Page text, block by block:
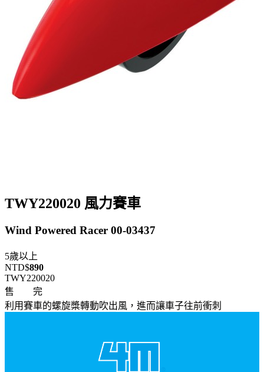
TWY220020 風力賽車
Wind Powered Racer 00-03437
5歲以上
NTD$890
TWY220020
售 完
利用賽車的螺旋槳轉動吹出風，進而讓車子往前衝刺